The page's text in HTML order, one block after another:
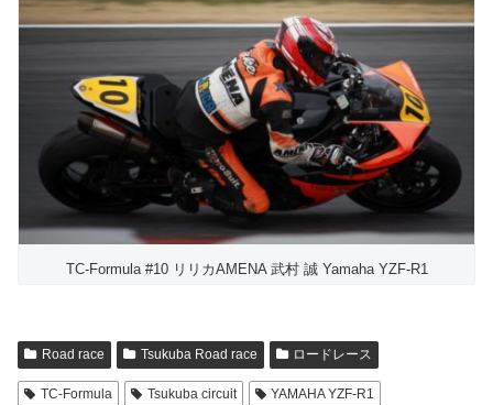
TC-Formula #10 リリカAMENA 武村 誠 Yamaha YZF-R1
Road race Tsukuba Road race ロードレース
TC-Formula Tsukuba circuit
YAMAHA YZF-R1